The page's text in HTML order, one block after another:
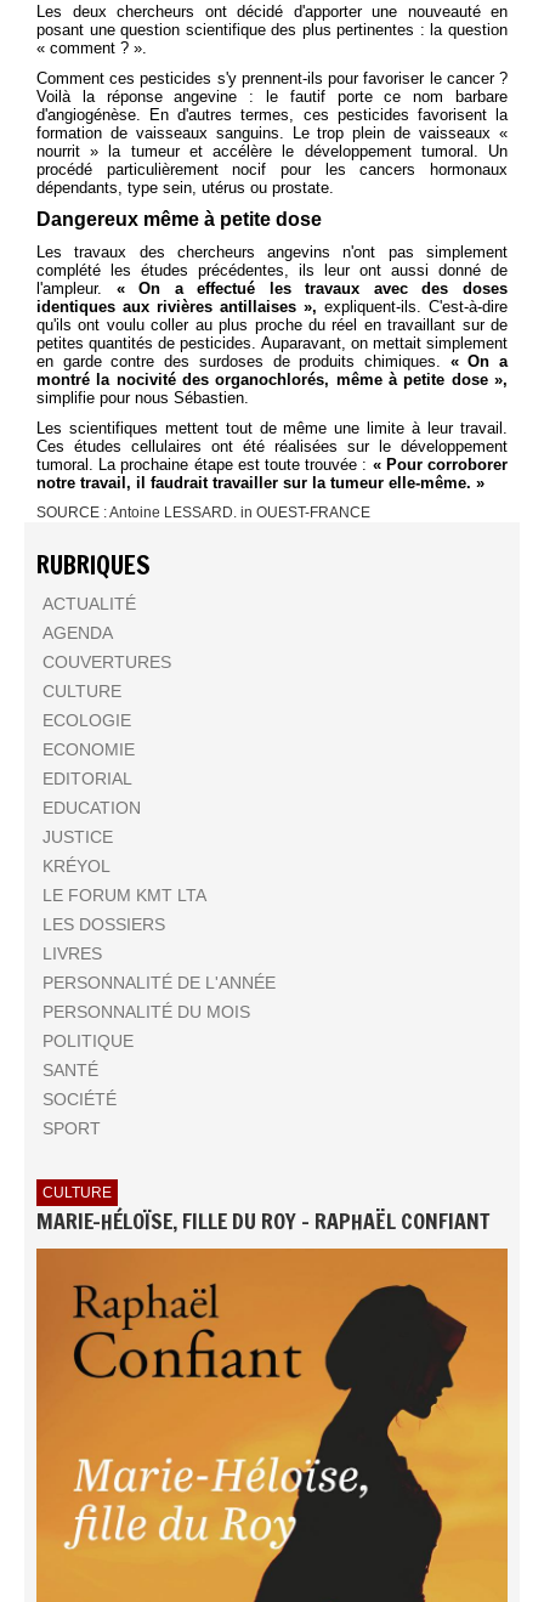
Les deux chercheurs ont décidé d'apporter une nouveauté en
posant une question scientifique des plus pertinentes : la question
« comment ? ».
Comment ces pesticides s'y prennent-ils pour favoriser le cancer ?
Voilà la réponse angevine
: le fautif porte ce nom barbare
d'angiogénèse. En d'autres termes, ces pesticides favorisent la
formation de vaisseaux sanguins. Le trop plein de vaisseaux «
nourrit » la tumeur et accélère le développement tumoral. Un
procédé particulièrement nocif pour les cancers hormonaux
dépendants, type sein, utérus ou prostate.
Dangereux même à petite dose
Les travaux des chercheurs angevins n'ont pas simplement
complété les études précédentes, ils leur ont aussi donné de
l'ampleur. « On a effectué les travaux avec des doses
identiques aux rivières antillaises », expliquent-ils. C'est-à-dire
qu'ils ont voulu coller au plus proche du réel en travaillant sur de
petites quantités de pesticides. Auparavant, on mettait simplement
en garde contre des surdoses de produits chimiques. « On a
montré la nocivité des organochlorés, même à petite dose »,
simplifie pour nous Sébastien.
Les scientifiques mettent tout de même une limite à leur travail.
Ces études cellulaires ont été réalisées sur le développement
tumoral. La prochaine étape est toute trouvée : « Pour corroborer
notre travail, il faudrait travailler sur la tumeur elle-même. »
SOURCE : Antoine LESSARD. in OUEST-FRANCE
RUBRIQUES
ACTUALITÉ
AGENDA
COUVERTURES
CULTURE
ECOLOGIE
ECONOMIE
EDITORIAL
EDUCATION
JUSTICE
KRÉYOL
LE FORUM KMT LTA
LES DOSSIERS
LIVRES
PERSONNALITÉ DE L'ANNÉE
PERSONNALITÉ DU MOIS
POLITIQUE
SANTÉ
SOCIÉTÉ
SPORT
CULTURE
MARIE-HÉLOÏSE, FILLE DU ROY - RAPHAËL CONFIANT